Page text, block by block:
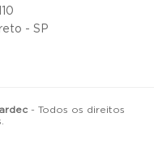
- SP
- Todos os direitos